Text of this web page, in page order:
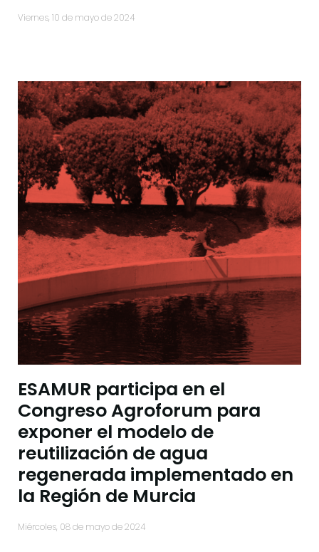
viernes, 10 de mayo de 2024
ESAMUR participa en el
Congreso Agroforum para
exponer el modelo de
reutilización de agua
regenerada implementado en
la Región de Murcia
miércoles, 08 de mayo de 2024